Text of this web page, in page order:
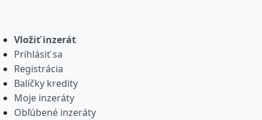
Vložiť inzerát
Prihlásiť sa
Registrácia
Balíčky kredity
Moje inzeráty
Obľúbené inzeráty